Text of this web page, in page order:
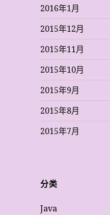
2016年1月
2015年12月
2015年11月
2015年10月
2015年9月
2015年8月
2015年7月
分类
Java